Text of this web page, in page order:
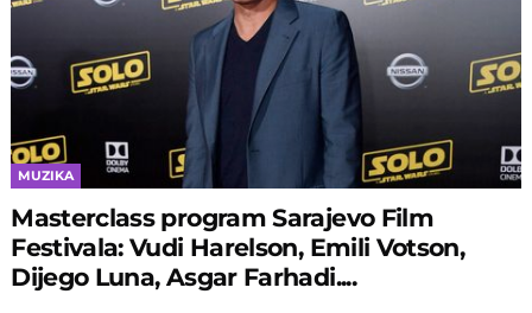
MUZIKA
Masterclass program Sarajevo Film
Festivala: Vudi Harelson, Emili Votson,
Dijego Luna, Asgar Farhadi....